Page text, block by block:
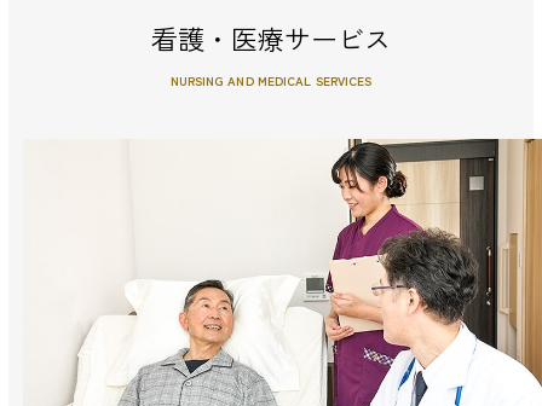
看護・医療サービス
NURSING AND MEDICAL SERVICES